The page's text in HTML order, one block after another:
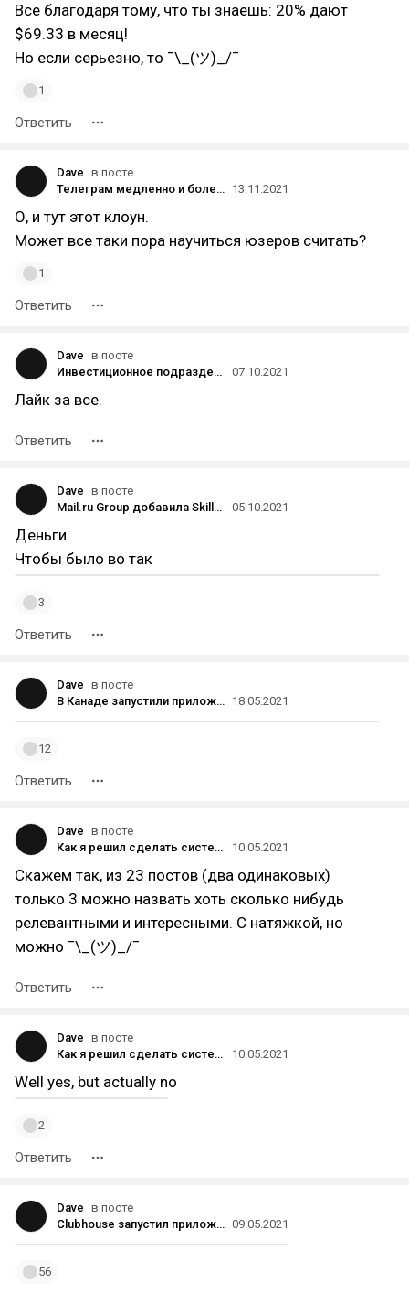
Все благодаря тому, что ты знаешь: 20% дают
$69.33 в месяц!
Но если серьезно, то ¯\_(ツ)_/¯
1
Ответить
Dave в посте
Телеграм медленно и болезненно умирает у нас на глазах, как так? 13.11.2021
О, и тут этот клоун.
Может все таки пора научиться юзеров считать?
1
Ответить
Dave в посте
Инвестиционное подразделение «Альфа-групп» предложило выкупить доли производителя сырков «Б.Ю. Александров»
07.10.2021
Лайк за все.
Ответить
Dave в посте
Mail.ru Group добавила SkillFactory в образовательный холдинг к Skillbox и GeekBrains
05.10.2021
Деньги
Чтобы было во так
3
Ответить
Dave в посте
В Канаде запустили приложение NewNew для влияния на выбор людей за деньги 18.05.2021
12
Ответить
Dave в посте
Как я решил сделать систему коллаборативной фильтрации постов из пабликов «Телеграма» на основе машинного обучения
10.05.2021
Скажем так, из 23 постов (два одинаковых)
только 3 можно назвать хоть сколько нибудь
релевантными и интересными. С натяжкой, но
можно ¯\_(ツ)_/¯
Ответить
Dave в посте
Как я решил сделать систему коллаборативной фильтрации постов из пабликов «Телеграма» на основе машинного обучения
10.05.2021
Well yes, but actually no
2
Ответить
Dave в посте
Clubhouse запустил приложение для Android для пользователей в США 09.05.2021
56